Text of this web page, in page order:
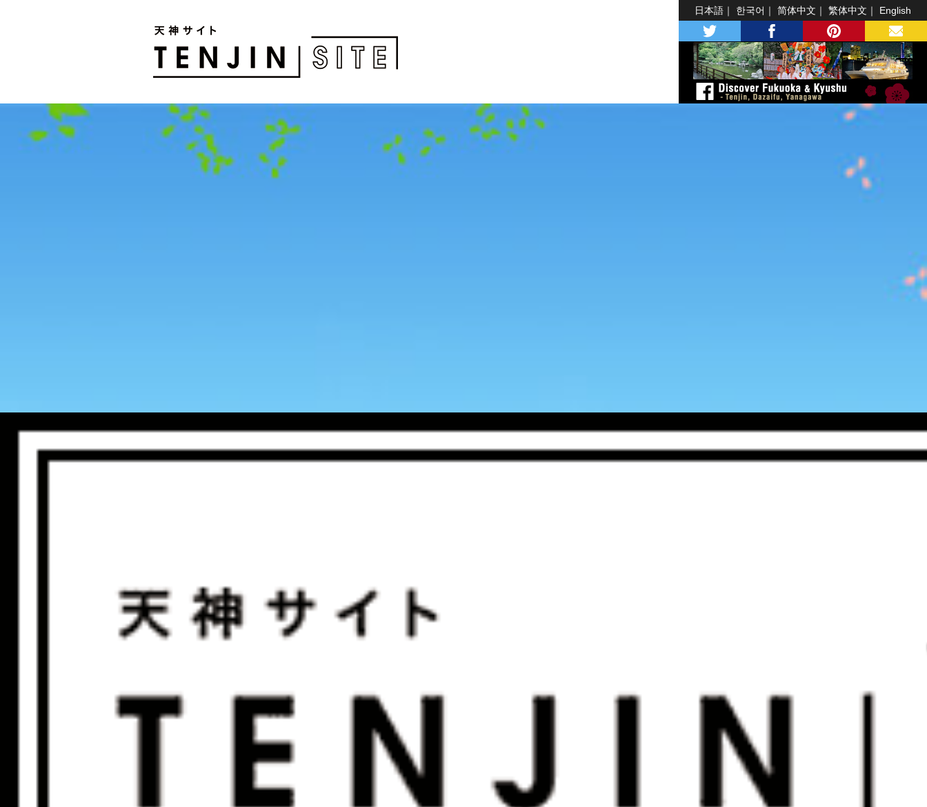
日本語 한국어 简体中文 繁体中文 English
twitter facebook pinterest MAIL